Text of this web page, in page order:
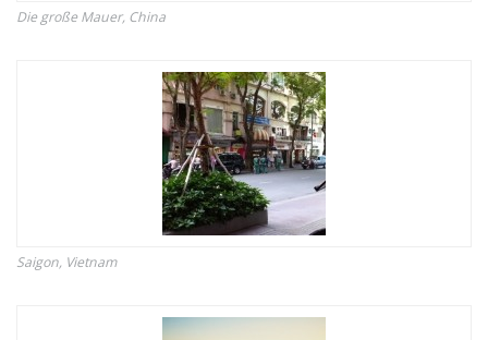
Die große Mauer, China
Saigon, Vietnam